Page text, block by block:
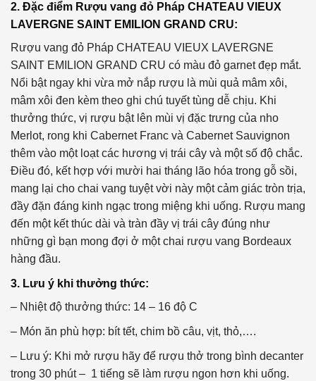
2. Đặc điểm Rượu vang đỏ Pháp CHATEAU VIEUX
LAVERGNE SAINT EMILION GRAND CRU:
Rượu vang đỏ Pháp CHATEAU VIEUX LAVERGNE
SAINT EMILION GRAND CRU có màu đỏ garnet đẹp mắt.
Nổi bật ngay khi vừa mở nắp rượu là mùi quả mâm xôi,
mâm xôi đen kèm theo ghi chú tuyết tùng dễ chịu. Khi
thưởng thức, vị rượu bật lên mùi vị đặc trưng của nho
Merlot, rong khi Cabernet Franc và Cabernet Sauvignon
thêm vào một loạt các hương vị trái cây và một số độ chắc.
Điều đó, kết hợp với mười hai tháng lão hóa trong gỗ sồi,
mang lại cho chai vang tuyệt vời này một cảm giác tròn trịa,
đầy đặn đáng kinh ngạc trong miệng khi uống. Rượu mang
đến một kết thúc dài và tràn đầy vị trái cây đúng như
những gì bạn mong đợi ở một chai rượu vang Bordeaux
hàng đầu.
3. Lưu ý khi thưởng thức:
– Nhiệt độ thưởng thức: 14 – 16 độ C
– Món ăn phù hợp: bít tết, chim bồ câu, vịt, thỏ,….
– Lưu ý: Khi mở rượu hãy để rượu thở trong bình decanter
trong 30 phút – 1 tiếng sẽ làm rượu ngon hơn khi uống.